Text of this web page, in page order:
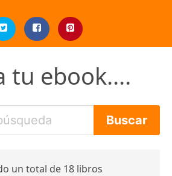
tu ebook....
un total de 18 libros